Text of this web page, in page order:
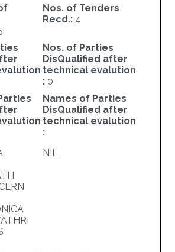
Nos. of Tenders
Recd.: 4
Nos. of Parties
DisQualified after
technical evalution
: 0
Names of Parties
DisQualified after
technical evalution
:
NIL